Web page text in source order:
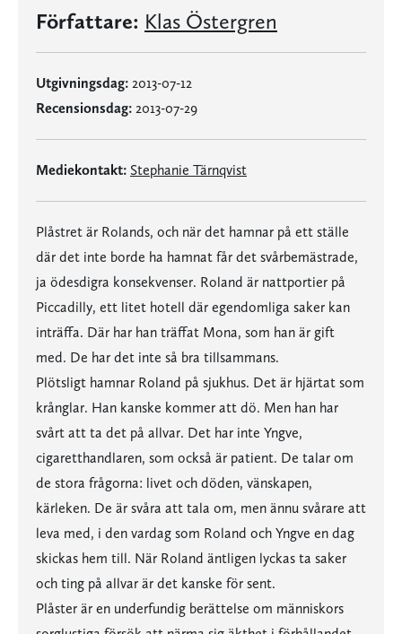
Författare: Klas Östergren
Utgivningsdag: 2013-07-12
Recensionsdag: 2013-07-29
Mediekontakt: Stephanie Tärnqvist
Plåstret är Rolands, och när det hamnar på ett ställe
där det inte borde ha hamnat får det svårbemästrade,
ja ödesdigra konsekvenser. Roland är nattportier på
Piccadilly, ett litet hotell där egendomliga saker kan
inträffa. Där har han träffat Mona, som han är gift
med. De har det inte så bra tillsammans.
Plötsligt hamnar Roland på sjukhus. Det är hjärtat som
krånglar. Han kanske kommer att dö. Men han har
svårt att ta det på allvar. Det har inte Yngve,
cigaretthandlaren, som också är patient. De talar om
de stora frågorna: livet och döden, vänskapen,
kärleken. De är svåra att tala om, men ännu svårare att
leva med, i den vardag som Roland och Yngve en dag
skickas hem till. När Roland äntligen lyckas ta saker
och ting på allvar är det kanske för sent.
Plåster är en underfundig berättelse om människors